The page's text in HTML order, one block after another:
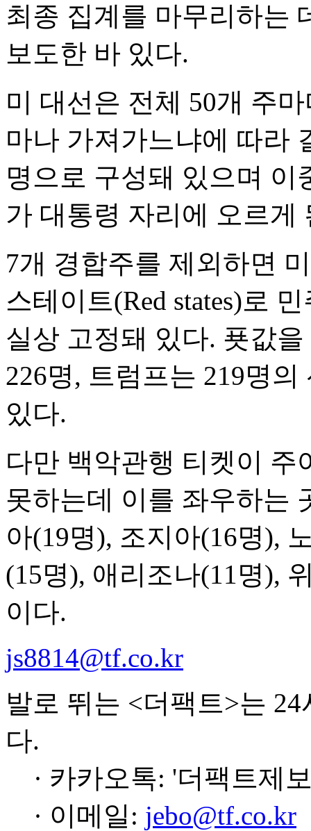
최종 집계를 마무리하는
보도한 바 있다.
미 대선은 전체 50개 주
마나 가져가느냐에 따라
명으로 구성돼 있으며 이
가 대통령 자리에 오르게
7개 경합주를 제외하면
스테이트(Red states)로
실상 고정돼 있다. 푯값
226명, 트럼프는 219명
있다.
다만 백악관행 티켓이 주
못하는데 이를 좌우하는
아(19명), 조지아(16명),
(15명), 애리조나(11명),
이다.
js8814@tf.co.kr
발로 뛰는 <더팩트>는
다.
· 카카오톡: '더팩트제
· 이메일: jebo@tf.co.kr